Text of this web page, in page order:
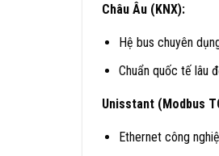
Châu Âu (KNX):
Hệ bus chuyên
Chuẩn quốc tế lâu
Unisstant (Modbus
Ethernet công